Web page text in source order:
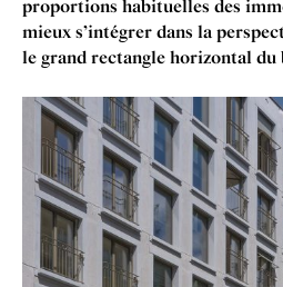
pro­por­tions habituelles des
mieux s’intégrer dans la
le grand rect­angle hori­zont­al